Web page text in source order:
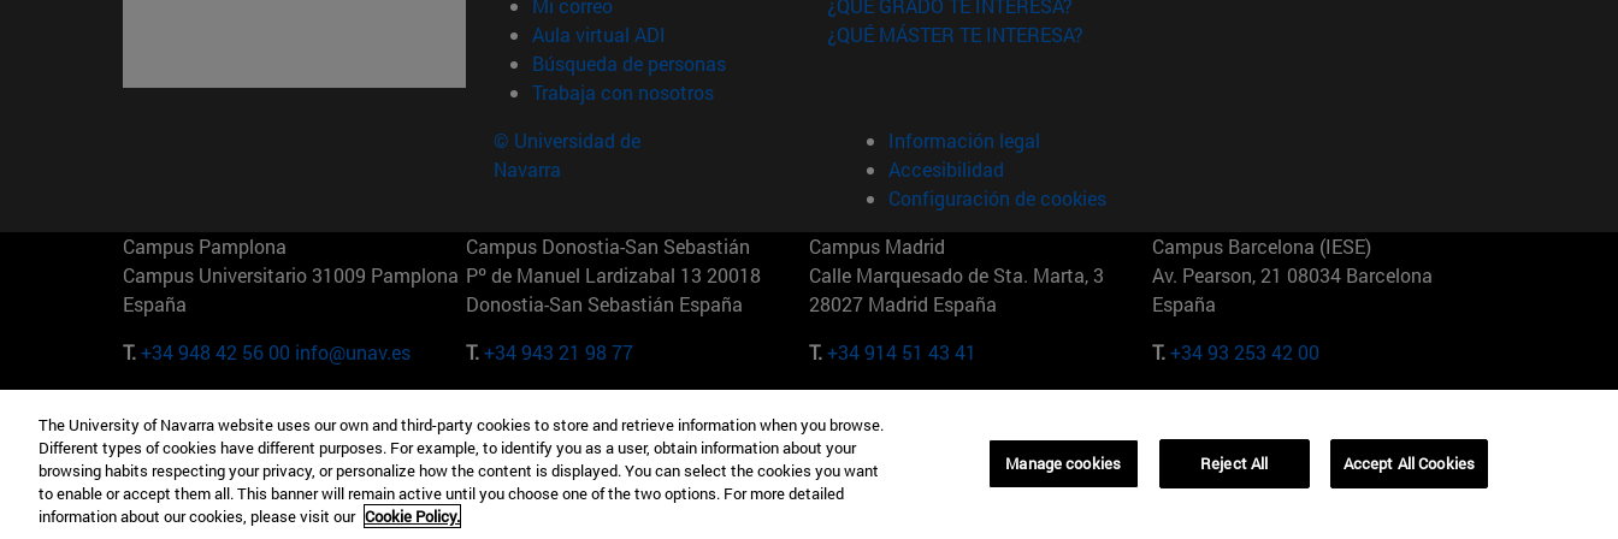
Mi correo
Aula virtual ADI (abre en nueva ventana)
Búsqueda de personas(abre en nueva ventana)
Trabaja con nosotros(abre en nueva ventana)
¿QUÉ GRADO TE INTERESA?
¿QUÉ MÁSTER TE INTERESA?
© Universidad de
Navarra
Información legal
Accesibilidad
Configuración de cookies
Campus Pamplona
Campus Universitario 31009 Pamplona
España
T.+34 948 42 56 00 info@unav.es
Campus Donostia-San Sebastián
Pº de Manuel Lardizabal 13 20018
Donostia-San Sebastián España
T.+34 943 21 98 77
Campus Madrid
Calle Marquesado de Sta. Marta, 3
28027 Madrid España
T.+34 914 51 43 41
Campus Barcelona (IESE)
Av. Pearson, 21 08034 Barcelona
España
T.+34 93 253 42 00
Camino del Cerro Águila 3 28023
Madrid España
T.+34 912 11 30 00
165 W 57th St 10019-2201 Nueva York
EE.UU
T.+1 646 346 8850
Maria-Theresia-Straße 15 81675
Múnich Alemania
T.+49 89 24209790
01321001 Bela Vista Brasil
The University of Navarra website uses our own and third-party cookies to store and retrieve information when you browse.
Different types of cookies have different purposes. For example, to identify you as a user, obtain information about your
browsing habits respecting your privacy, or personalize how the content is displayed. You can select the cookies you want
to enable or accept them all. This banner will remain active until you choose one of the two options. For more detailed
information about our cookies, please visit our Cookie Policy.
Manage cookies Reject All Accept All Cookies